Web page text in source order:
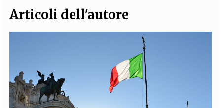
Articoli dell'autore